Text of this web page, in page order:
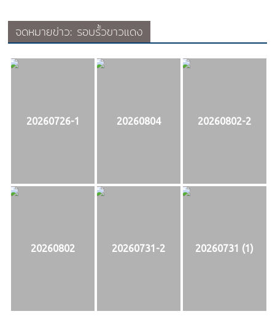
จดหมายข่าว: รอบรั้วขาวแดง
20260726-1 20260804 20260802-2
20260802 20260731-2 20260731 (1)